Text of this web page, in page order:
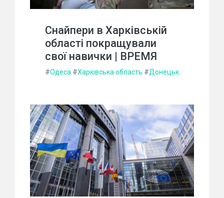
Снайпери в Харківській
області покращували
свої навички | ВРЕМЯ
#Одеса #Харківська область #Донецьк